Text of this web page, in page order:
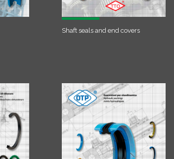
Shaft seals and end covers